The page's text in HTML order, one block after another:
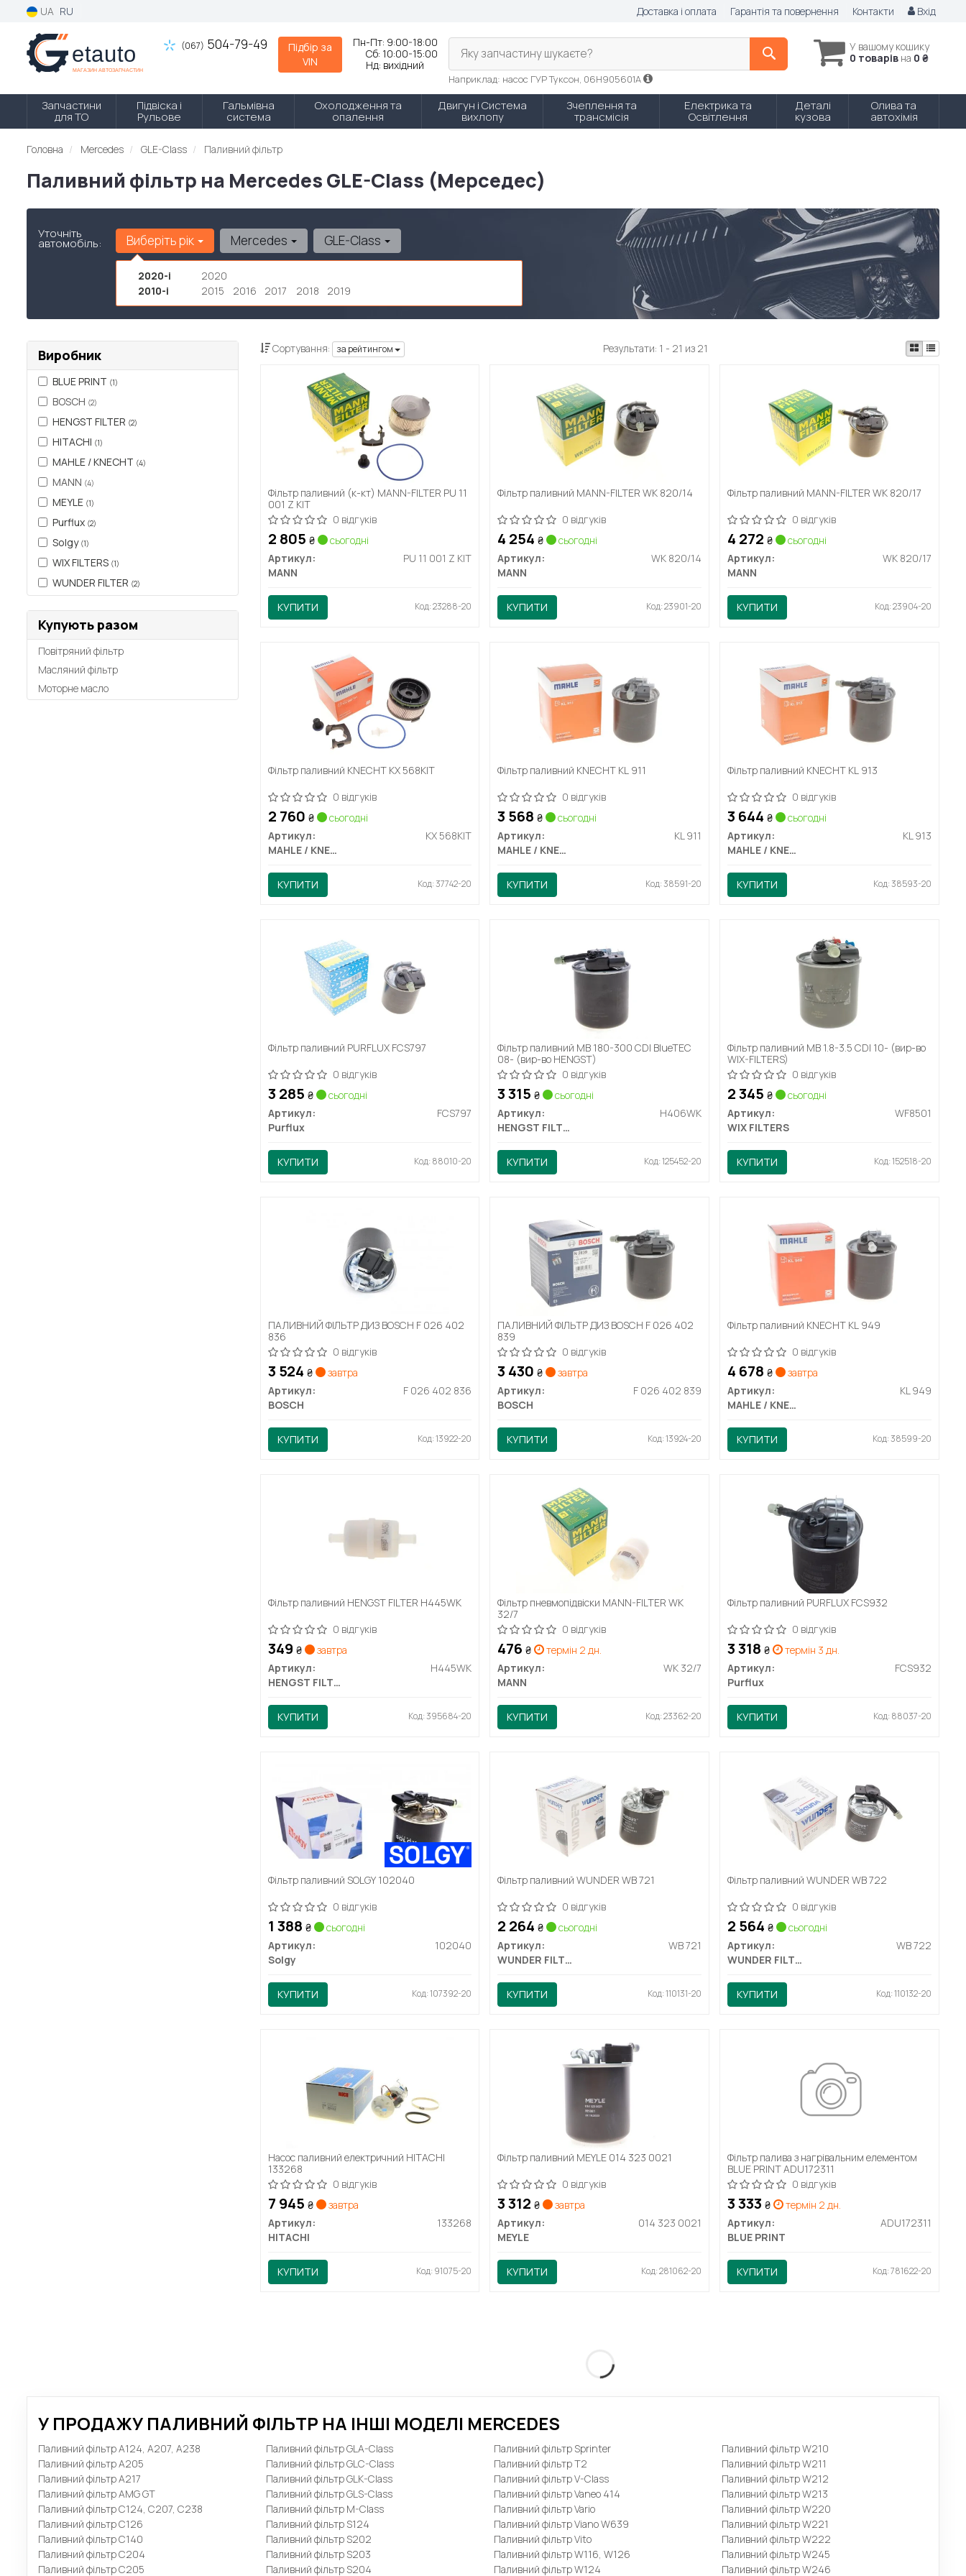
UA RU Доставка і оплата Гарантія та повернення Контакти Вхід
(067) 504-79-49
Підбір за
VIN
Пн-Пт: 9:00-18:00
Сб: 10:00-15:00
Нд: вихідний
У вашому кошику
0 товарів на 0 ₴
Яку запчастину шукаєте?
Наприклад: насос ГУР Туксон, 06H905601A
Запчастини
для ТО
Підвіска і
Рульове
Гальмівна
система
Охолодження та
опалення
Двигун і Система
вихлопу
Зчеплення та
трансмісія
Електрика та
Освітлення
Деталі
кузова
Олива та
автохімія
Головна Mercedes GLE-Class Паливний фільтр
Паливний фільтр на Mercedes GLE-Class (Мерседес)
Уточніть
автомобіль: Виберіть рік
2020-і
2020
2010-і
2015 2016 2017 2018 2019
Mercedes GLE-Class
Виробник
BLUE PRINT (1)
BOSCH (2)
HENGST FILTER (2)
HITACHI (1)
MAHLE / KNECHT (4)
MANN (4)
MEYLE (1)
Purflux (2)
Solgy (1)
WIX FILTERS (1)
WUNDER FILTER (2)
Купують разом
Повітряний фільтр
Масляний фільтр
Моторне масло
Сортування: за рейтингом Результати: 1 - 21 из 21
Фільтр паливний (к-кт) MANN-FILTER PU 11
001 Z KIT
0 відгуків
2 805 ₴
сьогодні
Артикул:
PU 11 001 Z KIT
MANN
КУПИТИ Код: 23288-20
Фільтр паливний MANN-FILTER WK 820/14
0 відгуків
4 254₴
сьогодні
Артикул:
WK 820/14
MANN
КУПИТИ Код: 23901-20
Фільтр паливний MANN-FILTER WK 820/17
0 відгуків
4 272₴
сьогодні
Артикул:
WK 820/17
MANN
КУПИТИ Код: 23904-20
Фільтр паливний KNECHT KX 568KIT
0 відгуків
2 760 ₴
сьогодні
Артикул:
KX 568KIT
MAHLE / KNECHT
КУПИТИ Код: 37742-20
Фільтр паливний KNECHT KL 911
0 відгуків
3 568₴
сьогодні
Артикул:
KL 911
MAHLE / KNECHT
КУПИТИ Код: 38591-20
Фільтр паливний KNECHT KL 913
0 відгуків
3 644₴
сьогодні
Артикул:
KL 913
MAHLE / KNECHT
КУПИТИ Код: 38593-20
Фільтр паливний PURFLUX FCS797
0 відгуків
3 285 ₴
сьогодні
Артикул:
FCS797
Purflux
КУПИТИ Код: 88010-20
Фільтр паливний MB 180-300 CDI BlueTEC
08- (вир-во HENGST)
0 відгуків
3 315₴
сьогодні
Артикул:
H406WK
HENGST FILTER
КУПИТИ Код: 125452-20
Фільтр паливний MB 1.8-3.5 CDI 10- (вир-во
WIX-FILTERS)
0 відгуків
2 345₴
сьогодні
Артикул:
WF8501
WIX FILTERS
КУПИТИ Код: 152518-20
ПАЛИВНИЙ ФІЛЬТР ДИЗ BOSCH F 026 402
836
0 відгуків
3 524 ₴
завтра
Артикул:
F 026 402 836
BOSCH
КУПИТИ Код: 13922-20
ПАЛИВНИЙ ФІЛЬТР ДИЗ BOSCH F 026 402
839
0 відгуків
3 430₴
завтра
Артикул:
F 026 402 839
BOSCH
КУПИТИ Код: 13924-20
Фільтр паливний KNECHT KL 949
0 відгуків
4 678₴
завтра
Артикул:
KL 949
MAHLE / KNECHT
КУПИТИ Код: 38599-20
Фільтр паливний HENGST FILTER H445WK
0 відгуків
349 ₴
завтра
Артикул:
H445WK
HENGST FILTER
КУПИТИ Код: 395684-20
Фільтр пневмопідвіски MANN-FILTER WK
32/7
0 відгуків
476₴
термін 2 дн.
Артикул:
WK 32/7
MANN
КУПИТИ Код: 23362-20
Фільтр паливний PURFLUX FCS932
0 відгуків
3 318₴
термін 3 дн.
Артикул:
FCS932
Purflux
КУПИТИ Код: 88037-20
Фільтр паливний SOLGY 102040
0 відгуків
1 388 ₴
сьогодні
Артикул:
102040
Solgy
КУПИТИ Код: 107392-20
Фільтр паливний WUNDER WB 721
0 відгуків
2 264₴
сьогодні
Артикул:
WB 721
WUNDER FILTER
КУПИТИ Код: 110131-20
Фільтр паливний WUNDER WB 722
0 відгуків
2 564₴
сьогодні
Артикул:
WB 722
WUNDER FILTER
КУПИТИ Код: 110132-20
Насос паливний електричний HITACHI
133268
0 відгуків
7 945 ₴
завтра
Артикул:
133268
HITACHI
КУПИТИ Код: 91075-20
Фільтр паливний MEYLE 014 323 0021
0 відгуків
3 312₴
завтра
Артикул:
014 323 0021
MEYLE
КУПИТИ Код: 281062-20
Фільтр палива з нагрівальним елементом
BLUE PRINT ADU172311
0 відгуків
3 333₴
термін 2 дн.
Артикул:
ADU172311
BLUE PRINT
КУПИТИ Код: 781622-20
У ПРОДАЖУ ПАЛИВНИЙ ФІЛЬТР НА ІНШІ МОДЕЛІ MERCEDES
Паливний фільтр A124, A207, A238
Паливний фільтр A205
Паливний фільтр A217
Паливний фільтр AMG GT
Паливний фільтр C124, C207, C238
Паливний фільтр C126
Паливний фільтр C140
Паливний фільтр C204
Паливний фільтр C205
Паливний фільтр GLA-Class
Паливний фільтр GLC-Class
Паливний фільтр GLK-Class
Паливний фільтр GLS-Class
Паливний фільтр M-Class
Паливний фільтр S124
Паливний фільтр S202
Паливний фільтр S203
Паливний фільтр S204
Паливний фільтр Sprinter
Паливний фільтр T2
Паливний фільтр V-Class
Паливний фільтр Vaneo 414
Паливний фільтр Vario
Паливний фільтр Viano W639
Паливний фільтр Vito
Паливний фільтр W116, W126
Паливний фільтр W124
Паливний фільтр W210
Паливний фільтр W211
Паливний фільтр W212
Паливний фільтр W213
Паливний фільтр W220
Паливний фільтр W221
Паливний фільтр W222
Паливний фільтр W245
Паливний фільтр W246